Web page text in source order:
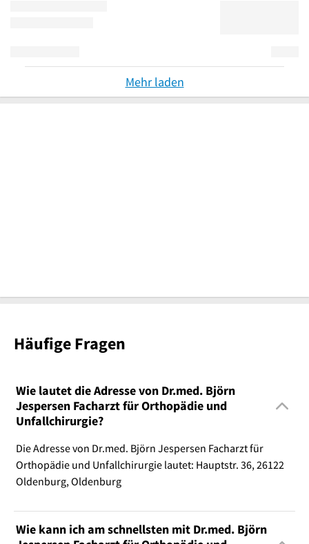
Mehr laden
Häufige Fragen
Wie lautet die Adresse von Dr.med. Björn
Jespersen Facharzt für Orthopädie und
Unfallchirurgie?
Die Adresse von Dr.med. Björn Jespersen Facharzt für
Orthopädie und Unfallchirurgie lautet: Hauptstr. 36, 26122
Oldenburg, Oldenburg
Wie kann ich am schnellsten mit Dr.med. Björn